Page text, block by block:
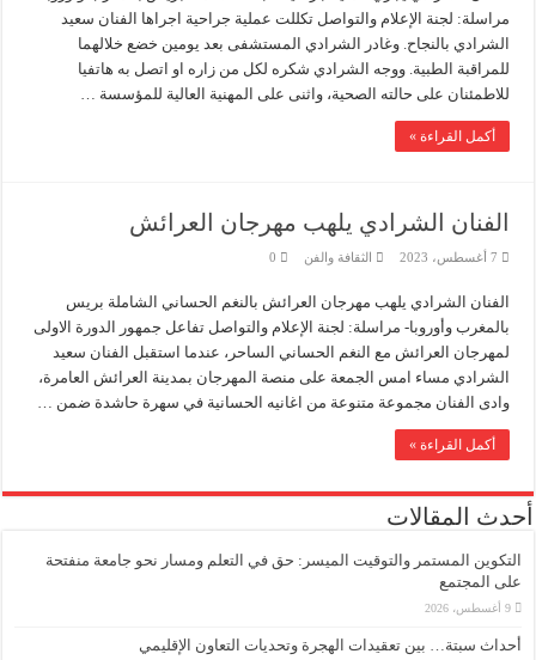
المؤسسة الدبلوماسية تفتح حواراً بين السلك الدبلوماسي وحزب العدالة والتنمية
تحالف منظمات صحراوية يطلق من جنيف “إعلان طفولة إفريقيا المسروقة” ويدعو
المؤسسة الدبلوماسية تستضيف إدريس لشكر في الملتقى الدبلوماسي الـ154
سلطات العرائش تطلق حملة إنسانية واسعة للتكفل بالأشخاص بدون مأوى
مراسلة: لجنة الإعلام والتواصل تكللت عملية جراحية اجراها الفنان سعيد
الشرادي بالنجاح. وغادر الشرادي المستشفى بعد يومين خضع خلالهما
للمراقبة الطبية. ووجه الشرادي شكره لكل من زاره او اتصل به هاتفيا
للاطمئنان على حالته الصحية، واثنى على المهنية العالية للمؤسسة …
أكمل القراءة »
الفنان الشرادي يلهب مهرجان العرائش
7 أغسطس، 2023 الثقافة والفن 0
الفنان الشرادي يلهب مهرجان العرائش بالنغم الحساني الشاملة بريس
بالمغرب وأوروبا- مراسلة: لجنة الإعلام والتواصل تفاعل جمهور الدورة الاولى
لمهرجان العرائش مع النغم الحساني الساحر، عندما استقبل الفنان سعيد
الشرادي مساء امس الجمعة على منصة المهرجان بمدينة العرائش العامرة،
وادى الفنان مجموعة متنوعة من اغانيه الحسانية في سهرة حاشدة ضمن …
أكمل القراءة »
أحدث المقالات
التكوين المستمر والتوقيت الميسر: حق في التعلم ومسار نحو جامعة منفتحة
على المجتمع
9 أغسطس، 2026
أحداث سبتة… بين تعقيدات الهجرة وتحديات التعاون الإقليمي